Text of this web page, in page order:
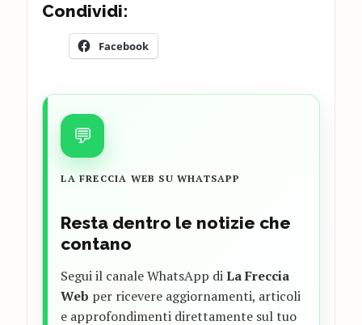
Condividi:
Facebook
💬
LA FRECCIA WEB SU WHATSAPP
Resta dentro le notizie che
contano
Segui il canale WhatsApp diLa Freccia
Web per ricevere aggiornamenti, articoli
e approfondimenti direttamente sul tuo